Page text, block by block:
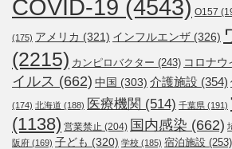
COVID-19 (4543) O157
(175) アメリカ (321) インフルエンザ (326)
(2215) カンピロバクター (243) コロナウ
イルス (662) 中国 (303) 介護施設 (354)
(174) 北海道 (188) 医療機関 (514) 千葉県 (191)
(1138) 営業禁止 (204) 国内感染 (662)
阪府 (169) 子ども (320) 学校 (185) 宿泊施設 (253)